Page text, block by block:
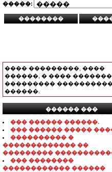
�����:
���� ���������, ����
������, � ����
��������� ����������
������.
������ ���
��� ������ ������.
��� ������ �����
���������� �
������������� ��
���������
��� ��������
������������ ������